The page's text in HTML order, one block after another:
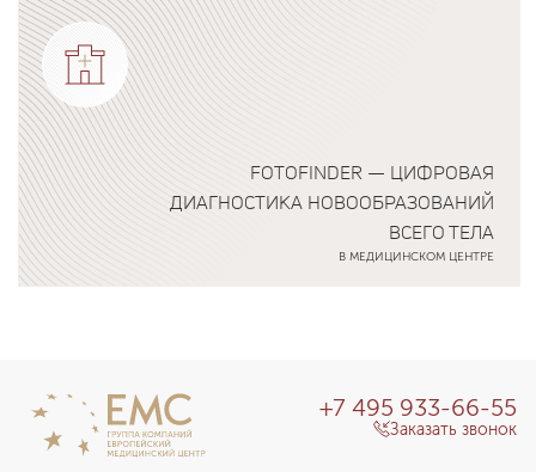
Подробнее о программе
FOTOFINDER — ЦИФРОВАЯ
ДИАГНОСТИКА НОВООБРАЗОВАНИЙ
ВСЕГО ТЕЛА
В МЕДИЦИНСКОМ ЦЕНТРЕ
+7 495 933-66-55
Заказать звонок